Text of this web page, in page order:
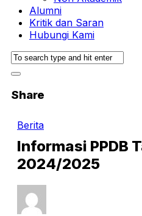
Alumni
Kritik dan Saran
Hubungi Kami
Share
Berita
Informasi PPDB
2024/2025